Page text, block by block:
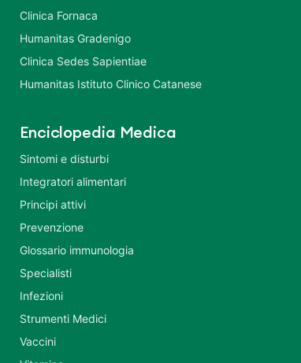
Clinica Fornaca
Humanitas Gradenigo
Clinica Sedes Sapientiae
Humanitas Istituto Clinico Catanese
Enciclopedia Medica
Sintomi e disturbi
Integratori alimentari
Principi attivi
Prevenzione
Glossario immunologia
Specialisti
Infezioni
Strumenti Medici
Vaccini